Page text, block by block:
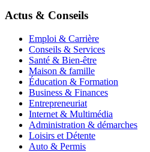
Actus & Conseils
Emploi & Carrière
Conseils & Services
Santé & Bien-être
Maison & famille
Éducation & Formation
Business & Finances
Entrepreneuriat
Internet & Multimédia
Administration & démarches
Loisirs et Détente
Auto & Permis